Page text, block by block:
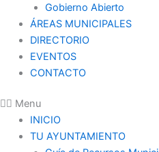
Gobierno Abierto
ÁREAS MUNICIPALES
DIRECTORIO
EVENTOS
CONTACTO
Menu
INICIO
TU AYUNTAMIENTO